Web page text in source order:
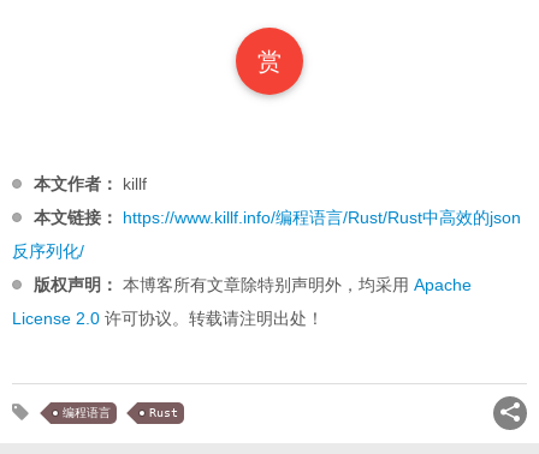
赏
本文作者：
killf
本文链接：
https://www.killf.info/编程语言/Rust/Rust中高效的json
反序列化/
版权声明： 本博客所有文章除特别声明外，均采用 Apache
License 2.0 许可协议。转载请注明出处！
编程语言 Rust